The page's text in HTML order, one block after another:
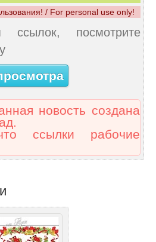
/ For personal use only!
ссылок, посмотрите
новость создана
ссылки рабочие